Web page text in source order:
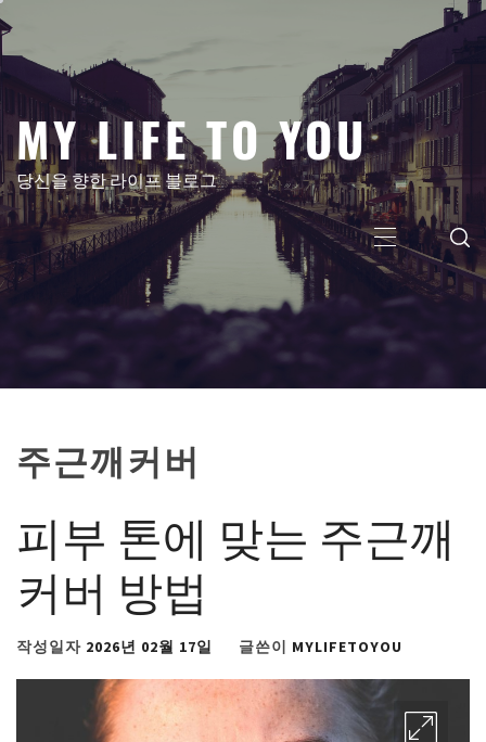
텐
건
뛰
기
MY LIFE TO YOU
당신을 향한 라이프 블로그
주
메
뉴
주근깨커버
피부 톤에 맞는 주근깨
커버 방법
작성일자 2026년 02월 17일 글쓴이 MYLIFETOYOU